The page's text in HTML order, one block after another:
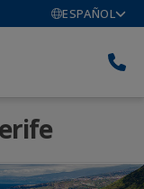
ESPAÑOL